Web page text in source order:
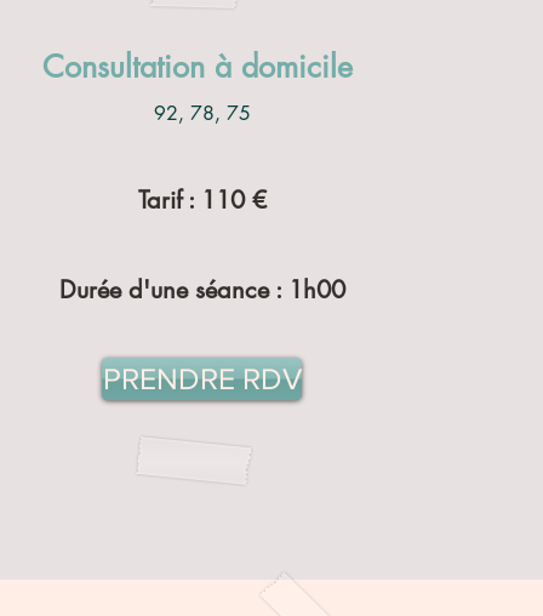
Consultation à domicile
92, 78, 75
Tarif : 110 €
Durée d'une séance : 1h00
PRENDRE RDV